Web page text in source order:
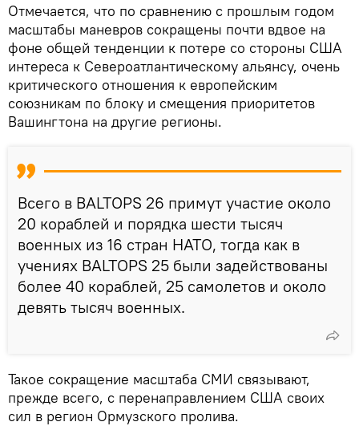
Отмечается, что по сравнению с прошлым годом
масштабы маневров сокращены почти вдвое на
фоне общей тенденции к потере со стороны США
интереса к Североатлантическому альянсу, очень
критического отношения к европейским
союзникам по блоку и смещения приоритетов
Вашингтона на другие регионы.
Всего в BALTOPS 26 примут участие около
20 кораблей и порядка шести тысяч
военных из 16 стран НАТО, тогда как в
учениях BALTOPS 25 были задействованы
более 40 кораблей, 25 самолетов и около
девять тысяч военных.
Такое сокращение масштаба СМИ связывают,
прежде всего, с перенаправлением США своих
сил в регион Ормузского пролива.